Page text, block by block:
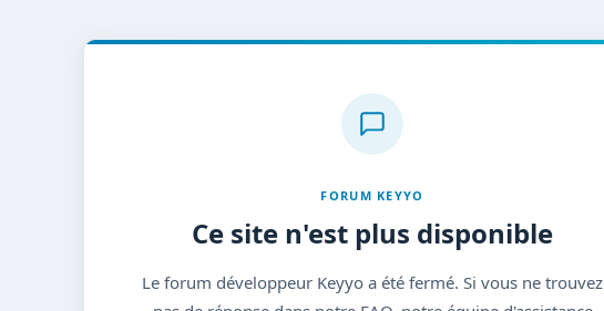
FORUM KEYYO
Ce site n'est plus disponible
Le forum développeur Keyyo a été fermé. Si vous ne trouvez